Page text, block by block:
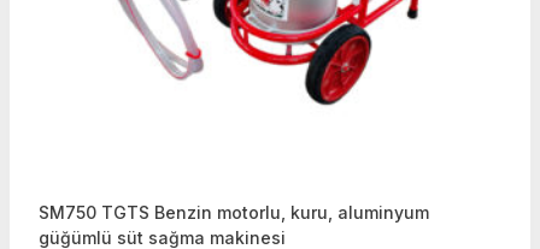
SM750 TGTS Benzin motorlu, kuru, aluminyum
güğümlü süt sağma makinesi